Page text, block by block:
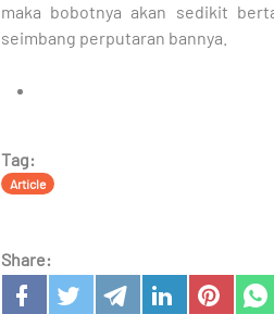
maka bobotnya akan sedikit
seimbang perputaran bannya.
Tag:
Article
Share: